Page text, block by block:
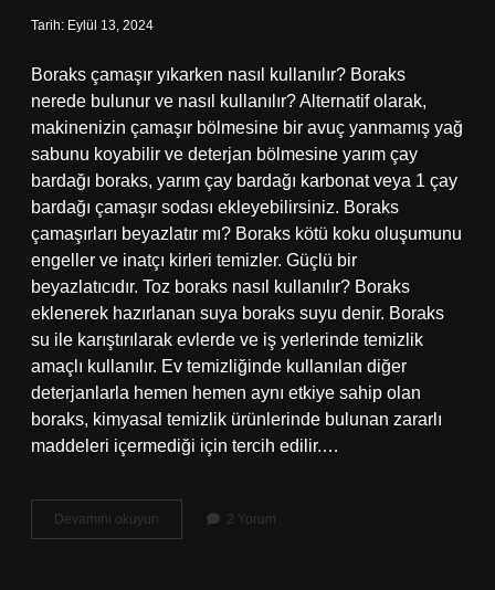
Tarih: Eylül 13, 2024
Boraks çamaşır yıkarken nasıl kullanılır? Boraks
nerede bulunur ve nasıl kullanılır? Alternatif olarak,
makinenizin çamaşır bölmesine bir avuç yanmamış yağ
sabunu koyabilir ve deterjan bölmesine yarım çay
bardağı boraks, yarım çay bardağı karbonat veya 1 çay
bardağı çamaşır sodası ekleyebilirsiniz. Boraks
çamaşırları beyazlatır mı? Boraks kötü koku oluşumunu
engeller ve inatçı kirleri temizler. Güçlü bir
beyazlatıcıdır. Toz boraks nasıl kullanılır? Boraks
eklenerek hazırlanan suya boraks suyu denir. Boraks
su ile karıştırılarak evlerde ve iş yerlerinde temizlik
amaçlı kullanılır. Ev temizliğinde kullanılan diğer
deterjanlarla hemen hemen aynı etkiye sahip olan
boraks, kimyasal temizlik ürünlerinde bulunan zararlı
maddeleri içermediği için tercih edilir.…
Devamını okuyun
Çamaşır
2 Yorum